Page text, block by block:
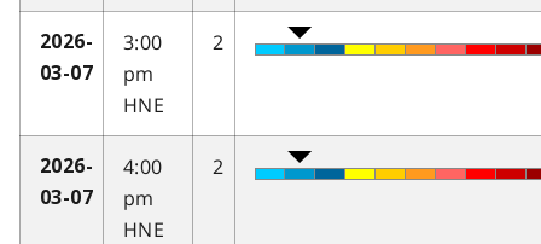
2026-
03-07
3:00
pm
HNE
2
2026-
03-07
4:00
pm
HNE
2